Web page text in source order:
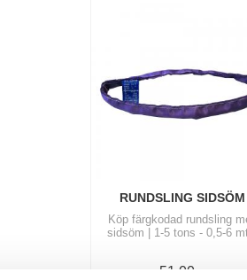
RUNDSLING SIDSÖM
Köp färgkodad rundsling
sidsöm | 1-5 tons - 0,5-6
51,00